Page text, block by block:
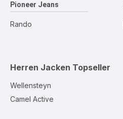
Pioneer Jeans
Rando
Herren Jacken Topseller
Wellensteyn
Camel Active